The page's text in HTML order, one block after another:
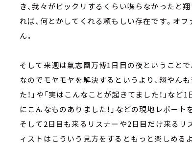
き、我々がビックリするくらい喋らなかったと
れば、何とかしてくれる頼もしい存在です。オ
ん。
そして来週は氣志團万博1日目の夜ということで
なのでモヤモヤを解決するというより、翔やん
た！」や「実はこんなことが起きてました！」な
にこんなものありました！」などの現地レポート
そして2日目も来るリスナーや2日目だけ来るリ
ィストはこういう見方をするともっと楽しめる